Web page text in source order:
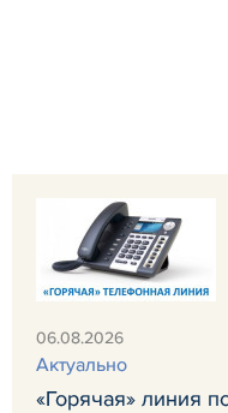
06.08.2026
Актуально
«Горячая» линия